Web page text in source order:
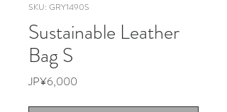
SKU: GRY1490S
Sustainable Leather
Bag S
JP¥6,000